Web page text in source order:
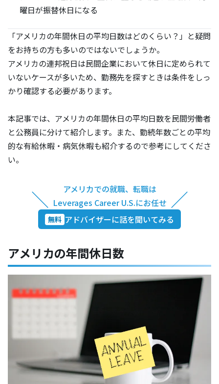
曜日が振替休日になる
「アメリカの年間休日の平均日数はどのくらい？」と疑問
をお持ちの方も多いのではないでしょうか。
アメリカの連邦祝日は民間企業において休日に定められて
いないケースが多いため、勤務先を探すときは条件をしっ
かり確認する必要があります。
本記事では、アメリカの年間休日の平均日数を民間労働者
と公務員に分けて紹介します。また、勤続年数ごとの平均
的な有給休暇・病気休暇も紹介するので参考にしてくださ
い。
＼
アメリカでの就職、転職は
Leverages Career U.S.にお任せ ／
無料 アドバイザーに話を聞いてみる
アメリカの年間休日数